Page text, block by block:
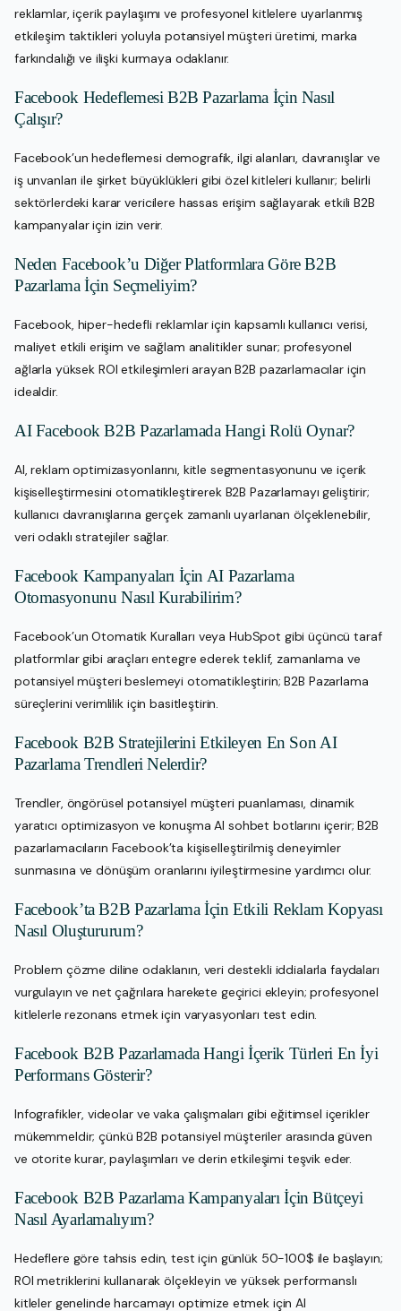
reklamlar, içerik paylaşımı ve profesyonel kitlelere uyarlanmış
etkileşim taktikleri yoluyla potansiyel müşteri üretimi, marka
farkındalığı ve ilişki kurmaya odaklanır.
Facebook Hedeflemesi B2B Pazarlama İçin Nasıl
Çalışır?
Facebook’un hedeflemesi demografik, ilgi alanları, davranışlar ve
iş unvanları ile şirket büyüklükleri gibi özel kitleleri kullanır; belirli
sektörlerdeki karar vericilere hassas erişim sağlayarak etkili B2B
kampanyalar için izin verir.
Neden Facebook’u Diğer Platformlara Göre B2B
Pazarlama İçin Seçmeliyim?
Facebook, hiper-hedefli reklamlar için kapsamlı kullanıcı verisi,
maliyet etkili erişim ve sağlam analitikler sunar; profesyonel
ağlarla yüksek ROI etkileşimleri arayan B2B pazarlamacılar için
idealdir.
AI Facebook B2B Pazarlamada Hangi Rolü Oynar?
AI, reklam optimizasyonlarını, kitle segmentasyonunu ve içerik
kişiselleştirmesini otomatikleştirerek B2B Pazarlamayı geliştirir;
kullanıcı davranışlarına gerçek zamanlı uyarlanan ölçeklenebilir,
veri odaklı stratejiler sağlar.
Facebook Kampanyaları İçin AI Pazarlama
Otomasyonunu Nasıl Kurabilirim?
Facebook’un Otomatik Kuralları veya HubSpot gibi üçüncü taraf
platformlar gibi araçları entegre ederek teklif, zamanlama ve
potansiyel müşteri beslemeyi otomatikleştirin; B2B Pazarlama
süreçlerini verimlilik için basitleştirin.
Facebook B2B Stratejilerini Etkileyen En Son AI
Pazarlama Trendleri Nelerdir?
Trendler, öngörüsel potansiyel müşteri puanlaması, dinamik
yaratıcı optimizasyon ve konuşma AI sohbet botlarını içerir; B2B
pazarlamacıların Facebook’ta kişiselleştirilmiş deneyimler
sunmasına ve dönüşüm oranlarını iyileştirmesine yardımcı olur.
Facebook’ta B2B Pazarlama İçin Etkili Reklam Kopyası
Nasıl Oluştururum?
Problem çözme diline odaklanın, veri destekli iddialarla faydaları
vurgulayın ve net çağrılara harekete geçirici ekleyin; profesyonel
kitlelerle rezonans etmek için varyasyonları test edin.
Facebook B2B Pazarlamada Hangi İçerik Türleri En İyi
Performans Gösterir?
Infografikler, videolar ve vaka çalışmaları gibi eğitimsel içerikler
mükemmeldir; çünkü B2B potansiyel müşteriler arasında güven
ve otorite kurar, paylaşımları ve derin etkileşimi teşvik eder.
Facebook B2B Pazarlama Kampanyaları İçin Bütçeyi
Nasıl Ayarlamalıyım?
Hedeflere göre tahsis edin, test için günlük 50-100$ ile başlayın;
ROI metriklerini kullanarak ölçekleyin ve yüksek performanslı
kitleler genelinde harcamayı optimize etmek için AI